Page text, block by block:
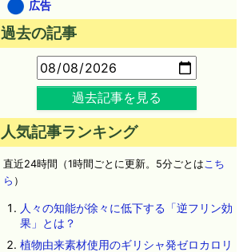
広告
過去の記事
過去記事を見る
人気記事ランキング
直近24時間（1時間ごとに更新。5分ごとはこち
ら ）
人々の知能が徐々に低下する「逆フリン効
果」とは？
植物由来素材使用のギリシャ発ゼロカロリ